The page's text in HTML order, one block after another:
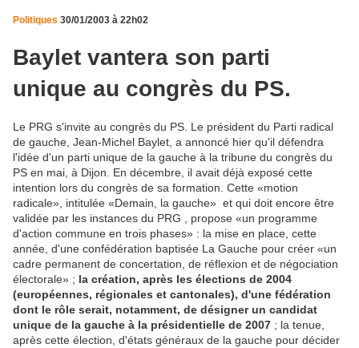
Politiques 30/01/2003 à 22h02
Baylet vantera son parti
unique au congrès du PS.
Le PRG s'invite au congrès du PS. Le président du Parti radical
de gauche, Jean-Michel Baylet, a annoncé hier qu'il défendra
l'idée d'un parti unique de la gauche à la tribune du congrès du
PS en mai, à Dijon. En décembre, il avait déjà exposé cette
intention lors du congrès de sa formation. Cette «motion
radicale», intitulée «Demain, la gauche» ­ et qui doit encore être
validée par les instances du PRG ­, propose «un programme
d'action commune en trois phases» : la mise en place, cette
année, d'une confédération baptisée La Gauche pour créer «un
cadre permanent de concertation, de réflexion et de négociation
électorale» ; la création, après les élections de 2004
(européennes, régionales et cantonales), d'une fédération
dont le rôle serait, notamment, de désigner un candidat
unique de la gauche à la présidentielle de 2007 ; la tenue,
après cette élection, d'états généraux de la gauche pour décider